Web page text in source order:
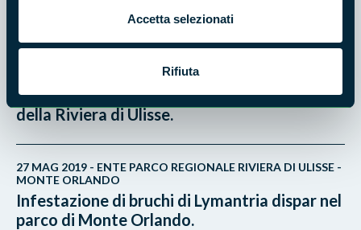
Accetta selezionati
Rifiuta
4 GIU 2019 - ENTE PARCO REGIONALE RIVIERA DI ULISSE -
MONTE ORLANDO
Follow the Spirit of Ulysses. Concluso il
secondo test del pacchetto ecoturistico
della Riviera di Ulisse.
27 MAG 2019 - ENTE PARCO REGIONALE RIVIERA DI ULISSE -
MONTE ORLANDO
Infestazione di bruchi di Lymantria dispar nel
parco di Monte Orlando.